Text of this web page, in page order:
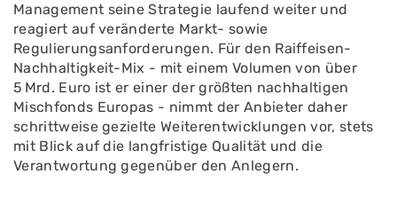
Management seine Strategie laufend weiter und
reagiert auf veränderte Markt- sowie
Regulierungsanforderungen. Für den Raiffeisen-
Nachhaltigkeit-Mix - mit einem Volumen von über
5 Mrd. Euro ist er einer der größten nachhaltigen
Mischfonds Europas - nimmt der Anbieter daher
schrittweise gezielte Weiterentwicklungen vor, stets
mit Blick auf die langfristige Qualität und die
Verantwortung gegenüber den Anlegern.